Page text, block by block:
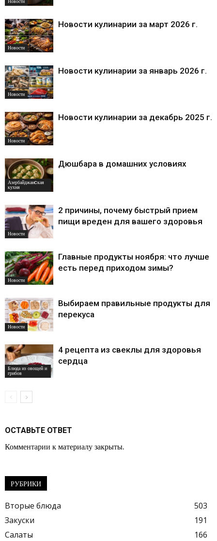
Новости
Новости кулинарии за март 2026 г.
Новости
Новости кулинарии за январь 2026 г.
Новости
Новости кулинарии за декабрь 2025 г.
Азербайджанcкая
кухня
Дюшбара в домашних условиях
Новости
2 причины, почему быстрый прием
пищи вреден для вашего здоровья
Новости
Главные продукты ноября: что лучше
есть перед приходом зимы?
Новости
Выбираем правильные продукты для
перекуса
Блюда из овощей и
грибов
4 рецепта из свеклы для здоровья
сердца
ОСТАВЬТЕ ОТВЕТ
Комментарии к материалу закрыты.
РУБРИКИ
Вторые блюда
503
Закуски
191
Салаты
166